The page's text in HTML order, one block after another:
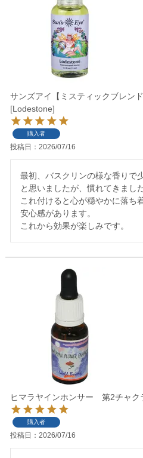
サンズアイ【ミスティックブレン
[Lodestone]
購入者
投稿日 2026/07/16
最初、バスクリンの様な香りで
と思いましたが、慣れてきまし
これ付けると心が穏やかに落ち
安心感があります。
これから効果が楽しみです。
ヒマラヤインホンサー 第2チャク
購入者
投稿日 2026/07/16